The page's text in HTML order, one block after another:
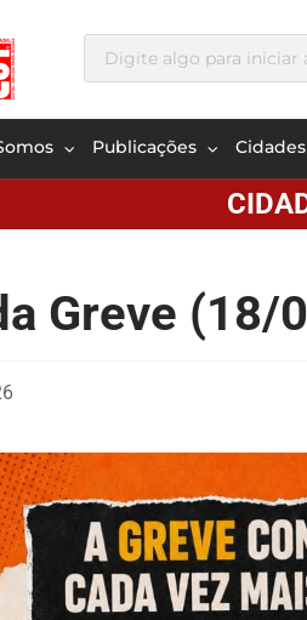
Publicações Cidades
Greve (18/